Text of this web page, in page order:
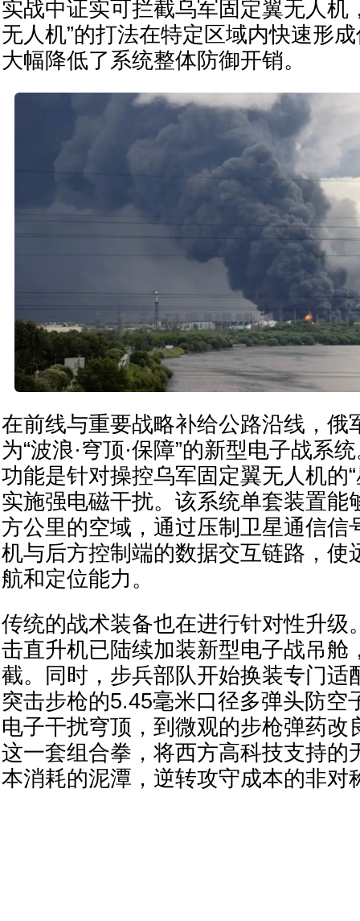
实战中证实可拦截乌军固定翼无人机
无人机”的打法在特定区域内快速形
大幅降低了系统整体防御开销。
在前线与重要战略补给公路沿线，俄
为“波浪·穹顶·保障”的新型电子战系
功能是针对操控乌军固定翼无人机的
实施强电磁干扰。该系统单套装置能
方公里的空域，通过压制卫星通信信
机与后方控制端的数据交互链路，使
航和定位能力。
传统的战术装备也在进行针对性升级
击直升机已陆续加装新型电子战吊舱
截。同时，步兵部队开始换装专门适
突击步枪的5.45毫米口径多弹头防空
电子干扰穹顶，到微观的步枪弹药改
这一套组合拳，将西方高科技支持的
本消耗的泥潭，逆转攻守成本的非对